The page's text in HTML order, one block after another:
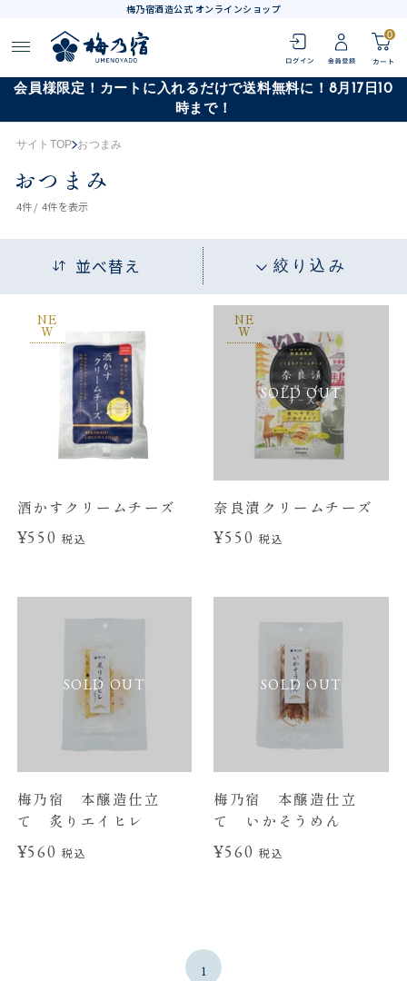
梅乃宿酒造公式 オンラインショップ
0
会員様限定！カートに入れるだけで送料無料に！8月17日10
時まで！
サイトTOP おつまみ
おつまみ
4件 / 4件を表示
並べ替え 絞り込み
NE
W
酒かすクリームチーズ
¥550税込
SOLD OUT
NE
W
奈良漬クリームチーズ
¥550税込
SOLD OUT
梅乃宿 本醸造仕立
て 炙りエイヒレ
¥560税込
SOLD OUT
梅乃宿 本醸造仕立
て いかそうめん
¥560税込
1